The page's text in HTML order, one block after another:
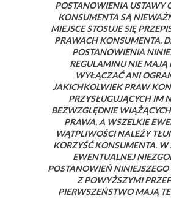
POSTANOWIENIA USTAWY
KONSUMENTA SĄ
MIEJSCE STOSUJE SIĘ
PRAWACH KONSUMENTA.
POSTANOWIENIA
REGULAMINU NIE MAJĄ
WYŁĄCZAĆ ANI
JAKICHKOLWIEK PRAW
PRZYSŁUGUJĄCYCH IM
BEZWZGLĘDNIE
PRAWA, A WSZELKIE
WĄTPLIWOŚCI NALEŻY
KORZYŚĆ KONSUMENTA. W
EWENTUALNEJ
POSTANOWIEŃ
Z POWYŻSZYMI
PIERWSZEŃSTWO MAJĄ